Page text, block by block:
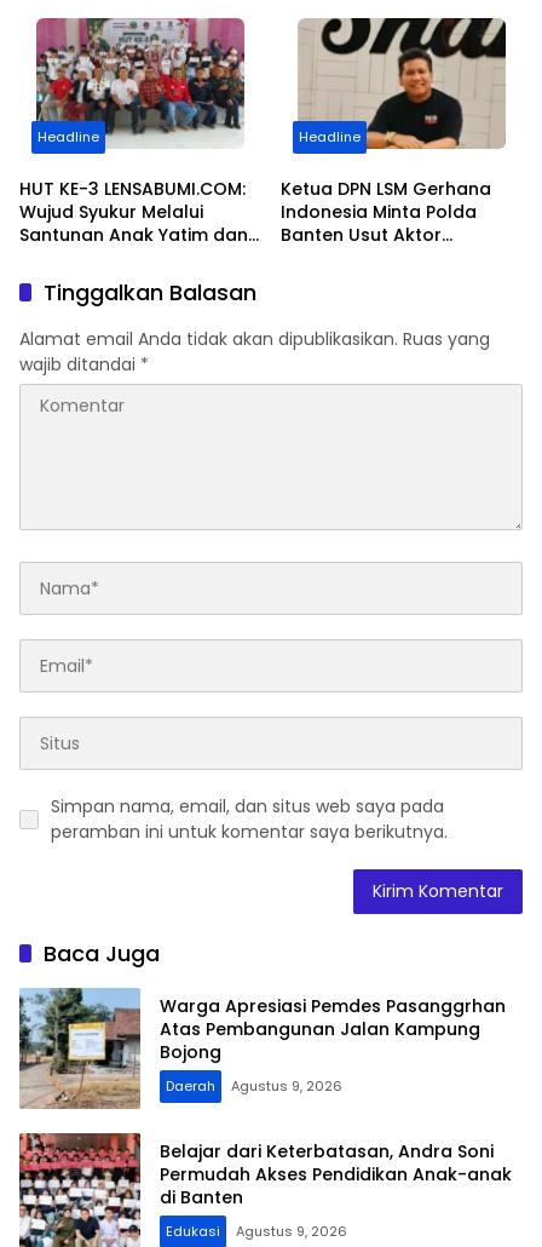
Kiang
Headline
HUT KE-3 LENSABUMI.COM:
Wujud Syukur Melalui
Santunan Anak Yatim dan
Kapasitas Jurnalistik
Headline
Ketua DPN LSM Gerhana
Indonesia Minta Polda
Banten Usut Aktor
Tinggalkan Balasan
Alamat email Anda tidak akan dipublikasikan. Ruas yang
wajib ditandai *
Simpan nama, email, dan situs web saya pada
peramban ini untuk komentar saya berikutnya.
Baca Juga
Warga Apresiasi Pemdes Pasanggrhan
Atas Pembangunan Jalan Kampung
Bojong
Daerah Agustus 9, 2026
Belajar dari Keterbatasan, Andra Soni
Permudah Akses Pendidikan Anak-anak
di Banten
Edukasi Agustus 9, 2026